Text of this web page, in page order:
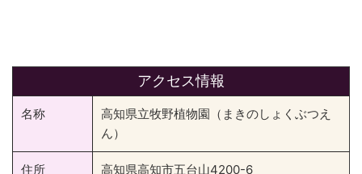
アクセス情報
名称
高知県立牧野植物園（まきのしょくぶつえ
ん）
住所 高知県高知市五台山4200-6